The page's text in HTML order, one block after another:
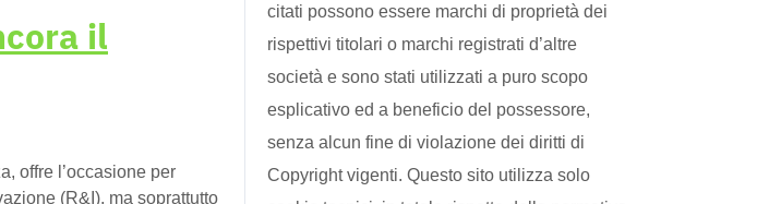
il
offre l’occasione per
(R&I), ma soprattutto
citati possono essere marchi di proprietà dei
rispettivi titolari o marchi registrati d’altre
società e sono stati utilizzati a puro scopo
esplicativo ed a beneficio del possessore,
senza alcun fine di violazione dei diritti di
Copyright vigenti. Questo sito utilizza solo